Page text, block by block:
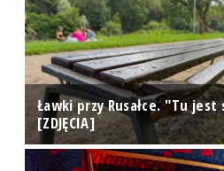
Ławki przy Rusałce. "Tu
[ZDJĘCIA]